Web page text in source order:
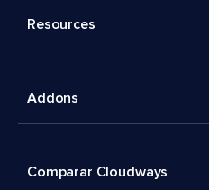
Resources
Addons
Comparar Cloudways